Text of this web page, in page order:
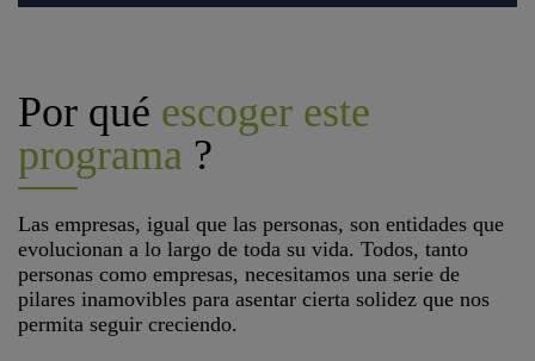
Por qué escoger este
programa ?
Las empresas, igual que las personas, son entidades que
evolucionan a lo largo de toda su vida. Todos, tanto
personas como empresas, necesitamos una serie de
pilares inamovibles para asentar cierta solidez que nos
permita seguir creciendo.